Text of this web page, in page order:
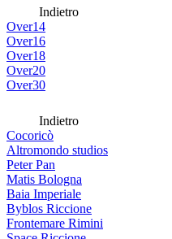
Indietro
Over14
Over16
Over18
Over20
Over30
Indietro
Cocoricò
Altromondo studios
Peter Pan
Matis Bologna
Baia Imperiale
Byblos Riccione
Frontemare Rimini